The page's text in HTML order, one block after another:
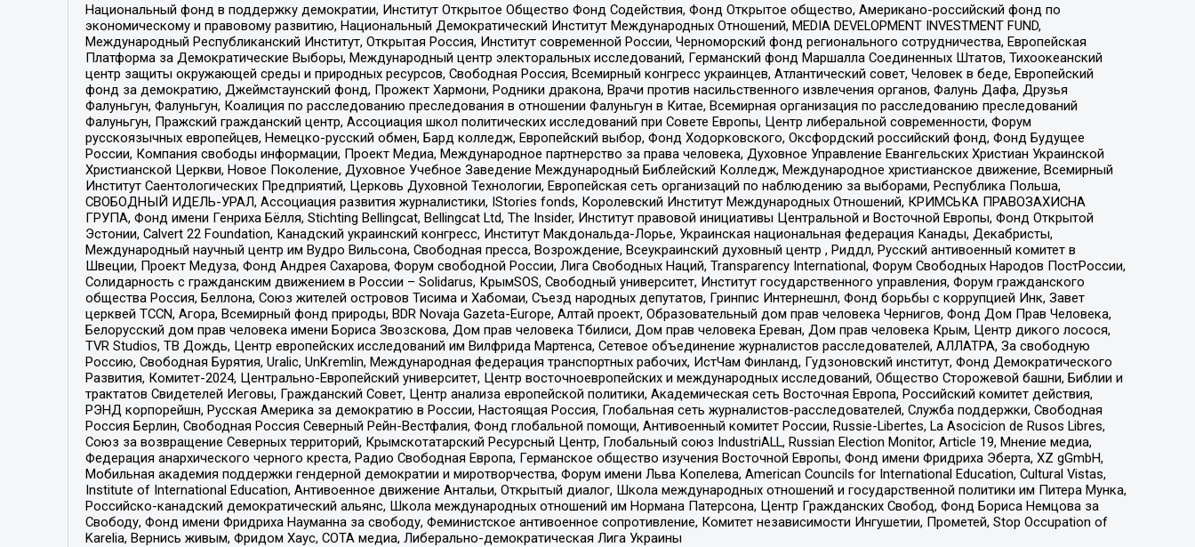
Национальный фонд в поддержку демократии, Институт Открытое Общество Фонд Содействия, Фонд Открытое общество, Американо-российский фонд по
экономическому и правовому развитию, Национальный Демократический Институт Международных Отношений, MEDIA DEVELOPMENT INVESTMENT FUND,
Международный Республиканский Институт, Открытая Россия, Институт современной России, Черноморский фонд регионального сотрудничества, Европейская
Платформа за Демократические Выборы, Международный центр электоральных исследований, Германский фонд Маршалла Соединенных Штатов, Тихоокеанский
центр защиты окружающей среды и природных ресурсов, Свободная Россия, Всемирный конгресс украинцев, Атлантический совет, Человек в беде, Европейский
фонд за демократию, Джеймстаунский фонд, Прожект Хармони, Родники дракона, Врачи против насильственного извлечения органов, Фалунь Дафа, Друзья
Фалуньгун, Фалуньгун, Коалиция по расследованию преследования в отношении Фалуньгун в Китае, Всемирная организация по расследованию преследований
Фалуньгун, Пражский гражданский центр, Ассоциация школ политических исследований при Совете Европы, Центр либеральной современности, Форум
русскоязычных европейцев, Немецко-русский обмен, Бард колледж, Европейский выбор, Фонд Ходорковского, Оксфордский российский фонд, Фонд Будущее
России, Компания свободы информации, Проект Медиа, Международное партнерство за права человека, Духовное Управление Евангельских Христиан Украинской
Христианской Церкви, Новое Поколение, Духовное Учебное Заведение Международный Библейский Колледж, Международное христианское движение, Всемирный
Институт Саентологических Предприятий, Церковь Духовной Технологии, Европейская сеть организаций по наблюдению за выборами, Республика Польша,
СВОБОДНЫЙ ИДЕЛЬ-УРАЛ, Ассоциация развития журналистики, IStories fonds, Королевский Институт Международных Отношений, КРИМСЬКА ПРАВОЗАХИСНА
ГРУПА, Фонд имени Генриха Бёлля, Stichting Bellingcat, Bellingcat Ltd, The Insider, Институт правовой инициативы Центральной и Восточной Европы, Фонд Открытой
Эстонии, Calvert 22 Foundation, Канадский украинский конгресс, Институт Макдональда-Лорье, Украинская национальная федерация Канады, Декабристы,
Международный научный центр им Вудро Вильсона, Свободная пресса, Возрождение, Всеукраинский духовный центр , Риддл, Русский антивоенный комитет в
Швеции, Проект Медуза, Фонд Андрея Сахарова, Форум свободной России, Лига Свободных Наций, Transparеncy International, Форум Свободных Народов ПостРоссии,
Солидарность с гражданским движением в России – Solidarus, КрымSOS, Свободный университет, Институт государственного управления, Форум гражданского
общества Россия, Беллона, Союз жителей островов Тисима и Хабомаи, Съезд народных депутатов, Гринпис Интернешнл, Фонд борьбы с коррупцией Инк, Завет
церквей TCCN, Агора, Всемирный фонд природы, BDR Novaja Gazeta-Europe, Алтай проект, Образовательный дом прав человека Чернигов, Фонд Дом Прав Человека,
Белорусский дом прав человека имени Бориса Звозскова, Дом прав человека Тбилиси, Дом прав человека Ереван, Дом прав человека Крым, Центр дикого лосося,
TVR Studios, ТВ Дождь, Центр европейских исследований им Вилфрида Мартенса, Сетевое объединение журналистов расследователей, АЛЛАТРА, За свободную
Россию, Свободная Бурятия, Uralic, UnKremlin, Международная федерация транспортных рабочих, ИстЧам Финланд, Гудзоновский институт, Фонд Демократического
Развития, Комитет-2024, Центрально-Европейский университет, Центр восточноевропейских и международных исследований, Общество Сторожевой башни, Библии и
трактатов Свидетелей Иеговы, Гражданский Совет, Центр анализа европейской политики, Академическая сеть Восточная Европа, Российский комитет действия,
РЭНД корпорейшн, Русская Америка за демократию в России, Настоящая Россия, Глобальная сеть журналистов-расследователей, Служба поддержки, Свободная
Россия Берлин, Свободная Россия Северный Рейн-Вестфалия, Фонд глобальной помощи, Антивоенный комитет России, Russie-Libertes, La Asocicion de Rusos Libres,
Союз за возвращение Северных территорий, Крымскотатарский Ресурсный Центр, Глобальный союз IndustriALL, Russian Election Monitor, Article 19, Мнение медиа,
Федерация анархического черного креста, Радио Свободная Европа, Германское общество изучения Восточной Европы, Фонд имени Фридриха Эберта, XZ gGmbH,
Мобильная академия поддержки гендерной демократии и миротворчества, Форум имени Льва Копелева, American Councils for International Education, Cultural Vistas,
Institute of International Education, Антивоенное движение Антальи, Открытый диалог, Школа международных отношений и государственной политики им Питера Мунка,
Российско-канадский демократический альянс, Школа международных отношений им Нормана Патерсона, Центр Гражданских Свобод, Фонд Бориса Немцова за
Свободу, Фонд имени Фридриха Науманна за свободу, Феминистское антивоенное сопротивление, Комитет независимости Ингушетии, Прометей, Stop Occupation of
Karelia, Вернись живым, Фридом Хаус, СОТА медиа, Либерально-демократическая Лига Украины